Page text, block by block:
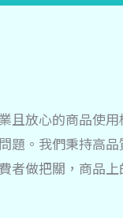
且放心的商品使
題。我們秉持高
者做把關，商品